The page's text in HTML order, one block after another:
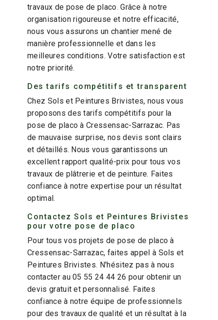
travaux de pose de placo. Grâce à notre
organisation rigoureuse et notre efficacité,
nous vous assurons un chantier mené de
manière professionnelle et dans les
meilleures conditions. Votre satisfaction est
notre priorité.
Des tarifs compétitifs et transparent
Chez Sols et Peintures Brivistes, nous vous
proposons des tarifs compétitifs pour la
pose de placo à Cressensac-Sarrazac. Pas
de mauvaise surprise, nos devis sont clairs
et détaillés. Nous vous garantissons un
excellent rapport qualité-prix pour tous vos
travaux de plâtrerie et de peinture. Faites
confiance à notre expertise pour un résultat
optimal.
Contactez Sols et Peintures Brivistes
pour votre pose de placo
Pour tous vos projets de pose de placo à
Cressensac-Sarrazac, faites appel à Sols et
Peintures Brivistes. N'hésitez pas à nous
contacter au 05 55 24 44 26 pour obtenir un
devis gratuit et personnalisé. Faites
confiance à notre équipe de professionnels
pour des travaux de qualité et un résultat à la